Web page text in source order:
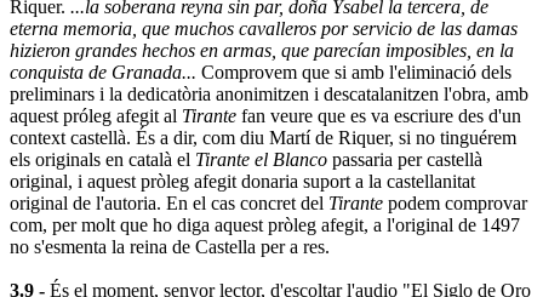
Riquer. ...la soberana reyna sin par, doña Ysabel la tercera, de
eterna memoria, que muchos cavalleros por servicio de las damas
hizieron grandes hechos en armas, que parecían imposibles, en la
conquista de Granada... Comprovem que si amb l'eliminació dels
preliminars i la dedicatòria anonimitzen i descatalanitzen l'obra, amb
aquest próleg afegit al Tirante fan veure que es va escriure des d'un
context castellà. És a dir, com diu Martí de Riquer, si no tinguérem
els originals en català el Tirante el Blanco passaria per castellà
original, i aquest pròleg afegit donaria suport a la castellanitat
original de l'autoria. En el cas concret del Tirante podem comprovar
com, per molt que ho diga aquest pròleg afegit, a l'original de 1497
no s'esmenta la reina de Castella per a res.
3.9 - És el moment, senyor lector, d'escoltar l'audio "El Siglo de Oro